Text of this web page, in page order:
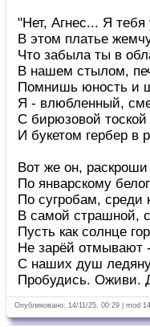
"Нет, Агнес... Я тебя
В этом платье
Что забыла ты в
В нашем стылом,
Помнишь юность и
Я - влюбленный,
С бирюзовой тоской
И букетом гербер в
Вот же он,
По январскому
По сугробам, среди
В самой страшной,
Пусть как солнце
Не зарёй отмывают
С наших душ
Пробудись. Оживи.
Опубликовано: 14/11/25, 00:29 | mod